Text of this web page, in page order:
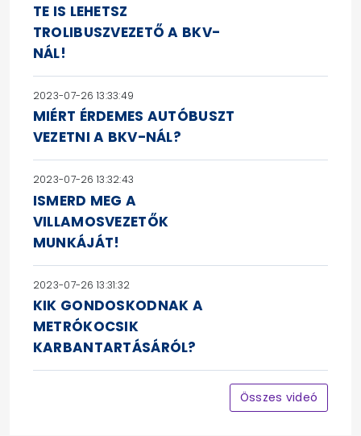
TE IS LEHETSZ
TROLIBUSZVEZETŐ A BKV-
NÁL!
2023-07-26 13:33:49
MIÉRT ÉRDEMES AUTÓBUSZT
VEZETNI A BKV-NÁL?
2023-07-26 13:32:43
ISMERD MEG A
VILLAMOSVEZETŐK
MUNKÁJÁT!
2023-07-26 13:31:32
KIK GONDOSKODNAK A
METRÓKOCSIK
KARBANTARTÁSÁRÓL?
Összes videó